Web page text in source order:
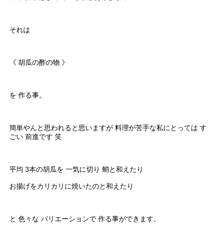
それは
《 胡瓜の酢の物 》
を 作る事。
簡単やんと思われると思いますが 料理が苦手な私にとっては す
ごい 前進です 笑
平均 3本の胡瓜を 一気に切り 蛸と和えたり
お揚げをカリカリに焼いたのと和えたり
と 色々な バリエーションで 作る事ができます。